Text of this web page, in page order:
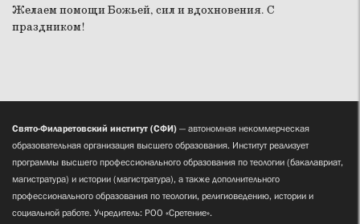
Желаем помощи Божьей, сил и вдохновения. С
праздником!
Свято-Филаретовский институт (СФИ) — автономная некоммерческая
образовательная организация высшего образования. Институт реализует
программы высшего профессионального образования по теологии (бакалавриат,
магистратура) и истории (магистратура), а также дополнительного
профессионального образования по теологии, религиоведению, истории и
социальной работе. Учредитель: РОО «Сретение».